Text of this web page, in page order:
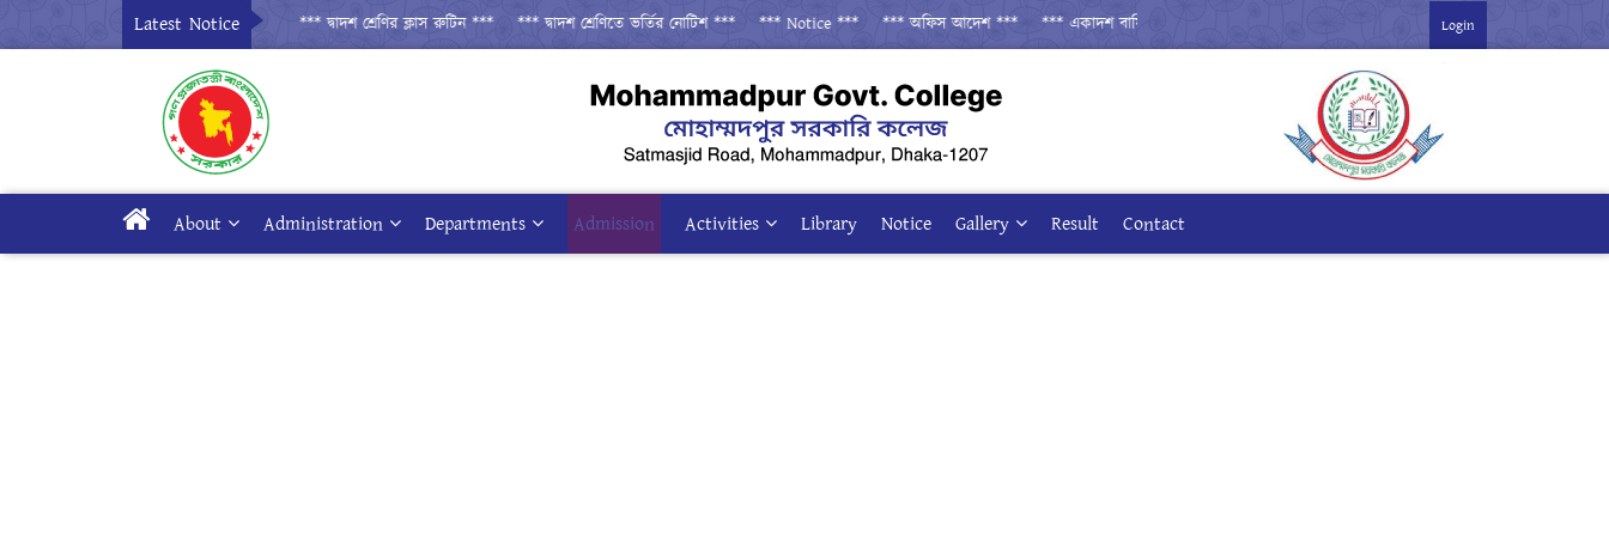
Latest Notice *** দ্বাদশ শ্রেণির ক্লাস রুটিন *** *** দ্বাদশ শ্রেণিতে ভর্তির নোটিশ *** *** Notice *** *** অফিস আদেশ *** *** একাদশ বার্ষিক পরীক্ষা-২০২৬ *** Login
About Administration Departments Admission Activities Library Notice Gallery Result Contact